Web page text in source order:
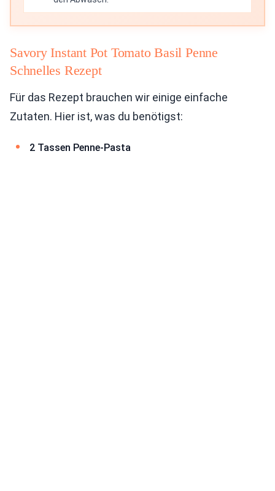
Savory Instant Pot Tomato Basil Penne
Schnelles Rezept
Für das Rezept brauchen wir einige einfache
Zutaten. Hier ist, was du benötigst:
2 Tassen Penne-Pasta